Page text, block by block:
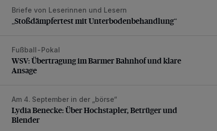
„Stoßdämpfertest mit Unterbodenbehandlung“
Briefe von Leserinnen und Lesern
„Stoßdämpfertest mit Unterbodenbehandlung“
WSV: Übertragung im Barmer Bahnhof und klare Ansage
Fußball-Pokal
WSV: Übertragung im Barmer Bahnhof und klare
Ansage
Lydia Benecke: Über Hochstapler, Betrüger und Blender
Am 4. September in der „börse“
Lydia Benecke: Über Hochstapler, Betrüger und
Blender